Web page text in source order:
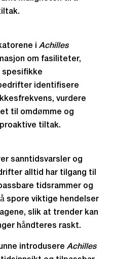
i Achilles
om fasiliteter,
spesifikke
identifisere
vurdere
til omdømme og
tiltak.
sanntidsvarsler og
alltid har tilgang til
tidsrammer og
spore viktige hendelser
slik at trender kan
håndteres raskt.
introdusere Achilles